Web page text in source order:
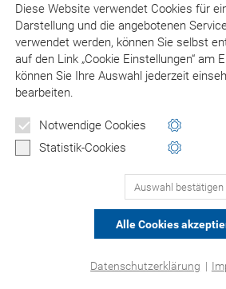
Diese Website verwendet Cookies für
Darstellung und die angebotenen
verwendet werden, können Sie selbst
aufden Link „Cookie Einstellungen“ am
können Sie Ihre Auswahl jederzeit
bearbeiten.
Notwendige Cookies
Statistik-Cookies
Auswahl bestätigen
Alle Cookies
Datenschutzerklärung |
©